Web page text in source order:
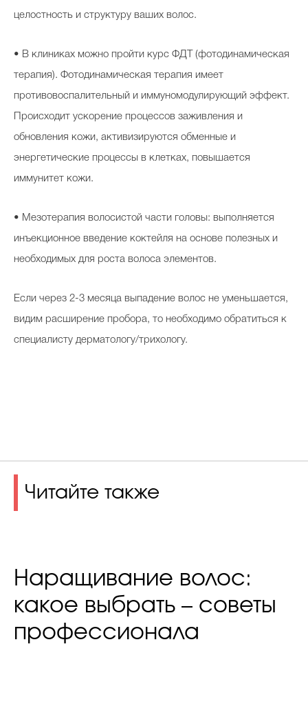
целостность и структуру ваших волос.
• В клиниках можно пройти курс ФДТ (фотодинамическая
терапия). Фотодинамическая терапия имеет
противовоспалительный и иммуномодулирующий эффект.
Происходит ускорение процессов заживления и
обновления кожи, активизируются обменные и
энергетические процессы в клетках, повышается
иммунитет кожи.
• Мезотерапия волосистой части головы: выполняется
инъекционное введение коктейля на основе полезных и
необходимых для роста волоса элементов.
Если через 2-3 месяца выпадение волос не уменьшается,
видим расширение пробора, то необходимо обратиться к
специалисту дерматологу/трихологу.
Читайте также
Наращивание волос:
какое выбрать – советы
профессионала